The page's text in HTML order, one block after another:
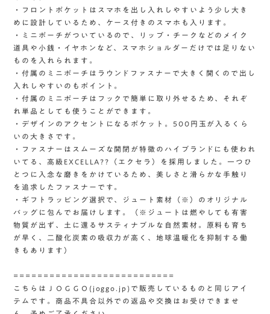
・フロントポケットはスマホを出し入れしやすいよう少し大き
めに設計しているため、ケース付きのスマホも入ります。
・ミニポーチがついているので、リップ・チークなどのメイク
道具や小銭・イヤホンなど、スマホショルダーだけでは足りない
ものを入れられます。
・付属のミニポーチはラウンドファスナーで大きく開くので出し
入れしやすいのもポイント。
・付属のミニポーチはフックで簡単に取り外せるため、それぞ
れ単品としても使うことができます。
・デザインのアクセントになるポケット。500円玉が入るくら
いの大きさです。
・ファスナーはスムーズな開閉が特徴のハイブランドにも使われ
いてる、高級EXCELLA??（エクセラ）を採用しました。一つひ
とつに入念な磨きをかけているため、美しさと滑らかな手触り
を追求したファスナーです。
・ギフトラッピング選択で、ジュート素材（※）のオリジナル
バッグに包んでお届けします。（※ジュートは燃やしても有害
物質が出ず、土に還るサスティナブルな自然素材。原料も育ち
が早く、二酸化炭素の吸収力が高く、地球温暖化を抑制する働
きもあります）
===========================
こちらはＪＯＧＧＯ(joggo.jp)で販売しているものと同じアイ
テムです。商品不具合以外での返品や交換はお受けできませ